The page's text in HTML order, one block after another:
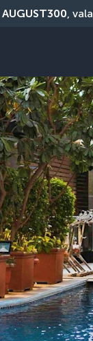
AUGUST300,